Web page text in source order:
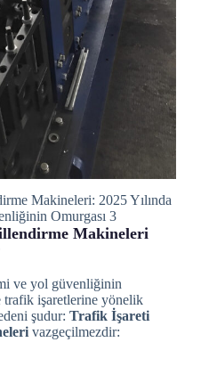
Makineleri: 2025 Yılında
Omurgası 3
Makineleri
ve yol güvenliğinin
trafik işaretlerine yönelik
şudur: Trafik İşareti
vazgeçilmezdir: